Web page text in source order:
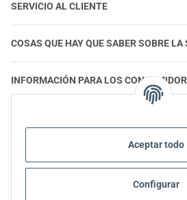
Aceptar todo
Configurar
SERVICIO AL CLIENTE
COSAS QUE HAY QUE SABER SOBRE LA
INFORMACIÓN PARA LOS
INFORMACIÓN SOBRE EL PRODUCTO